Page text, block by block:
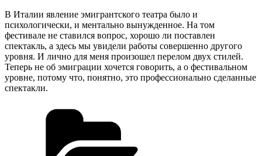
В Италии явление эмигрантского театра было и
психологически, и ментально вынужденное. На том
фестивале не ставился вопрос, хорошо ли поставлен
спектакль, а здесь мы увидели работы совершенно другого
уровня. И лично для меня произошел перелом двух стилей.
Теперь не об эмиграции хочется говорить, а о фестивальном
уровне, потому что, понятно, это профессионально сделанные
спектакли.